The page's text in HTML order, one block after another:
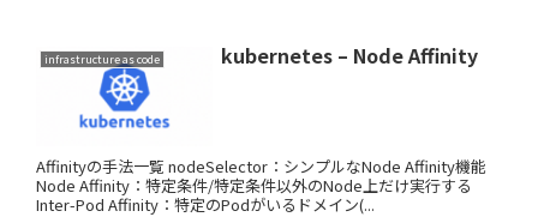
infrastructure as code kubernetes – Node Affinity
Affinityの手法一覧 nodeSelector：シンプルなNode Affinity機能
Node Affinity：特定条件/特定条件以外のNode上だけ実行する
Inter-Pod Affinity：特定のPodがいるドメイン(...